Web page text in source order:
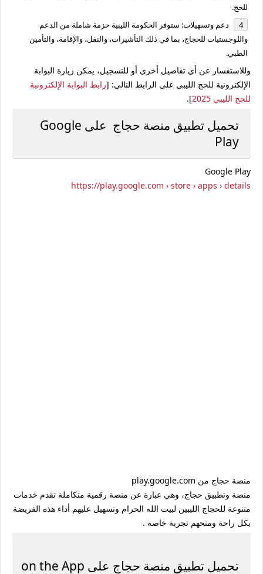
للحج.
دعم وتسهيلات: ستوفر الحكومة الليبية حزمة شاملة من الدعم
واللوجستيات للحجاج، بما في ذلك التأشيرات، والنقل، والإقامة، والتأمين
الطبي.
وللاستفسار عن أي تفاصيل أخرى أو للتسجيل، يمكن زيارة البوابة
الإلكترونية للحج الليبي على الرابط التالي: [رابط البوابة الإلكترونية
للحج الليبي 2025
].
تحميل تطبيق منصة حجاج على Google
Play
Google Play
https://play.google.com › store › apps › details
منصة وتطبيق حجاج، وهي عبارة عن منصة رقمية متكاملة تقدم خدمات
متنوعة للحجاج الليبين لبيت الله الحرام وتسهيل عليهم أداء هذه الفريضة
بكل راحة ومنحهم تجربة خاصة .
تحميل تطبيق منصة حجاج على on the App